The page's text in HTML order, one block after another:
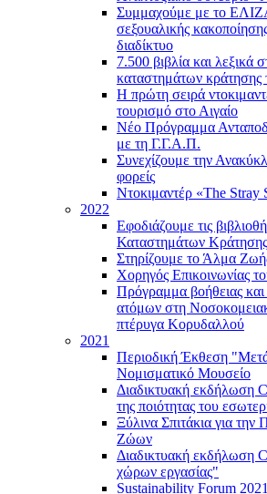
Συμμαχούμε με το
σεξουαλικής
διαδίκτυο
7.500 βιβλία και λεξικά
καταστημάτων κράτησης
Η πρώτη σειρά
τουρισμό στο Αιγαίο
Νέο Πρόγραμμα
με τη Γ.Γ.Α.Π.
Συνεχίζουμε την
φορείς
Ντοκιμαντέρ «The
2022
Εφοδιάζουμε τις
Καταστημάτων
Στηρίζουμε το Άλμα
Χορηγός Επικοινωνίας
Πρόγραμμα βοήθειας και
ατόμων στη
πτέρυγα Κορυδαλλού
2021
Περιοδική Έκθεση
Νομισματικό Μουσείο
Διαδικτυακή εκδήλωση
της ποιότητας του
Ξύλινα Σπιτάκια για
Ζώων
Διαδικτυακή εκδήλωση
χώρων εργασίας"
Sustainability Forum 2021